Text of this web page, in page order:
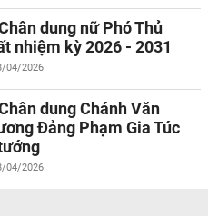
dung nữ Phó Thủ
nhiệm kỳ 2026 - 2031
04/2026
dung Chánh Văn
Đảng Phạm Gia Túc
04/2026